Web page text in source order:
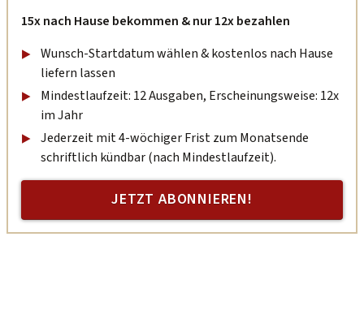
15x nach Hause bekommen & nur 12x bezahlen
Wunsch-Startdatum wählen & kostenlos nach Hause
liefern lassen
Mindestlaufzeit: 12 Ausgaben, Erscheinungsweise: 12x
im Jahr
Jederzeit mit 4-wöchiger Frist zum Monatsende
schriftlich kündbar (nach Mindestlaufzeit).
JETZT ABONNIEREN!